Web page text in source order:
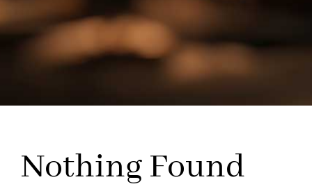
Nothing Found